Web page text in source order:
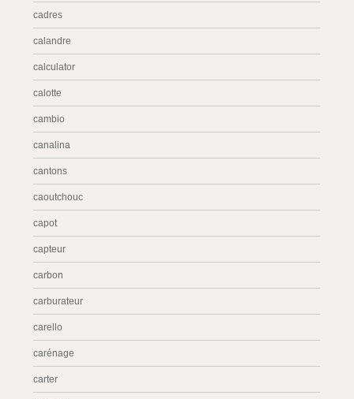
cadres
calandre
calculator
calotte
cambio
canalina
cantons
caoutchouc
capot
capteur
carbon
carburateur
carello
carénage
carter